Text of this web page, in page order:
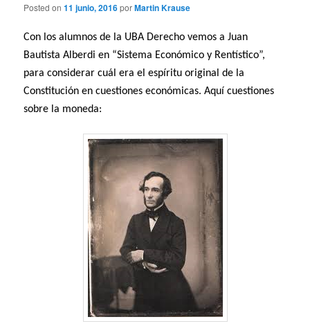
Posted on11 junio, 2016porMartin Krause
Con los alumnos de la UBA Derecho vemos a Juan
Bautista Alberdi en “Sistema Económico y Rentístico”,
para considerar cuál era el espíritu original de la
Constitución en cuestiones económicas. Aquí cuestiones
sobre la moneda: